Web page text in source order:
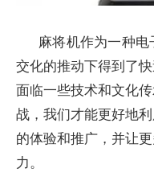
麻将机作为一种
交化的推动下得到了
面临一些技术和文化
战，我们才能更好地
的体验和推广，并让
力。